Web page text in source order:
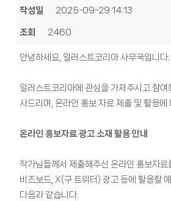
작성일 2025-09-29 14:13
조회 2460
안녕하세요, 일러스트코리아 사무국입니다.
일러스트코리아에 관심을 가져주시고 참
사드리며, 온라인 홍보 자료 제출 및 활용에
온라인 홍보자료 광고 소재 활용 안내
작가님들께서 제출해주신 온라인 홍보자료
비즈보드, X(구 트위터) 광고 등에 활용할
다음과 같습니다.